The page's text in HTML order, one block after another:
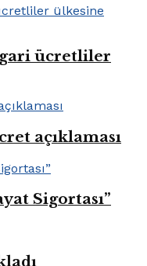
ücretliler
açıklaması
Sigortası”